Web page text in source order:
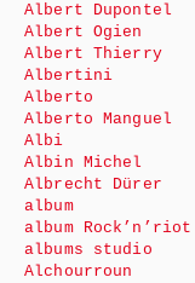
Albert Dupontel
Albert Ogien
Albert Thierry
Albertini
Alberto
Alberto Manguel
Albi
Albin Michel
Albrecht Dürer
album
album Rock’n’riot
albums studio
Alchourroun